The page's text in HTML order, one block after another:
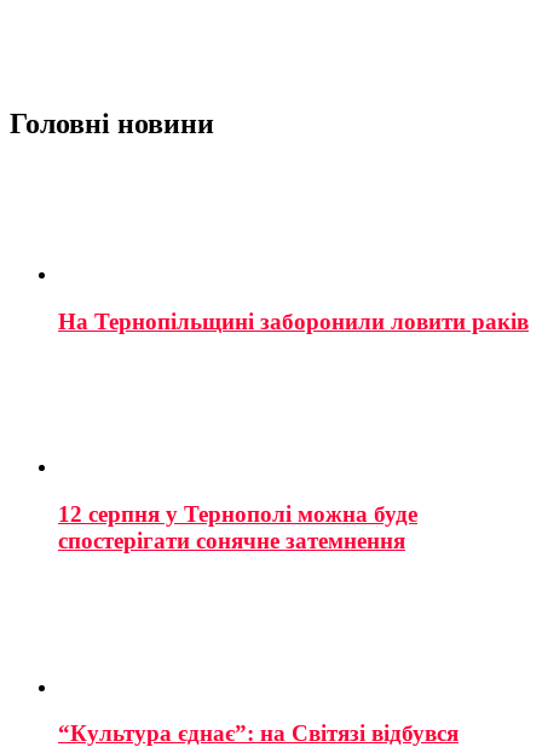
Головні новини
На Тернопільщині заборонили ловити раків
12 серпня у Тернополі можна буде
спостерігати сонячне затемнення
“Культура єднає”: на Світязі відбувся